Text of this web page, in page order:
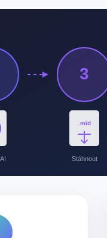
3
.mid
Stáhnout